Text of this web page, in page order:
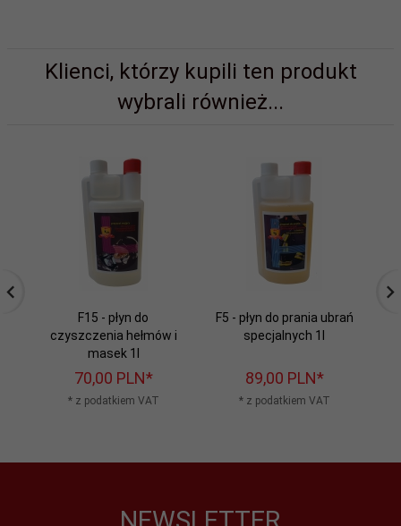
Klienci, którzy kupili ten produkt
wybrali również...
F15 - płyn do
czyszczenia hełmów i
masek 1l
70,00 PLN*
* z podatkiem VAT
F5 - płyn do prania ubrań
specjalnych 1l
89,00 PLN*
* z podatkiem VAT